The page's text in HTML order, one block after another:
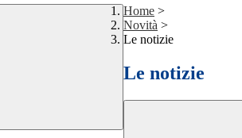
Home >
Novità >
Le notizie
Le notizie